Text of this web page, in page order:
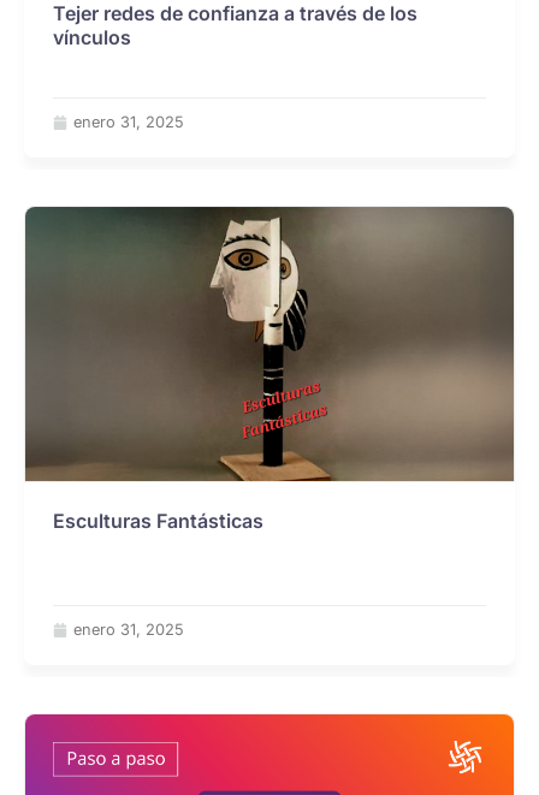
Tejer redes de confianza a través de los
vínculos
enero 31, 2025
Esculturas Fantásticas
enero 31, 2025